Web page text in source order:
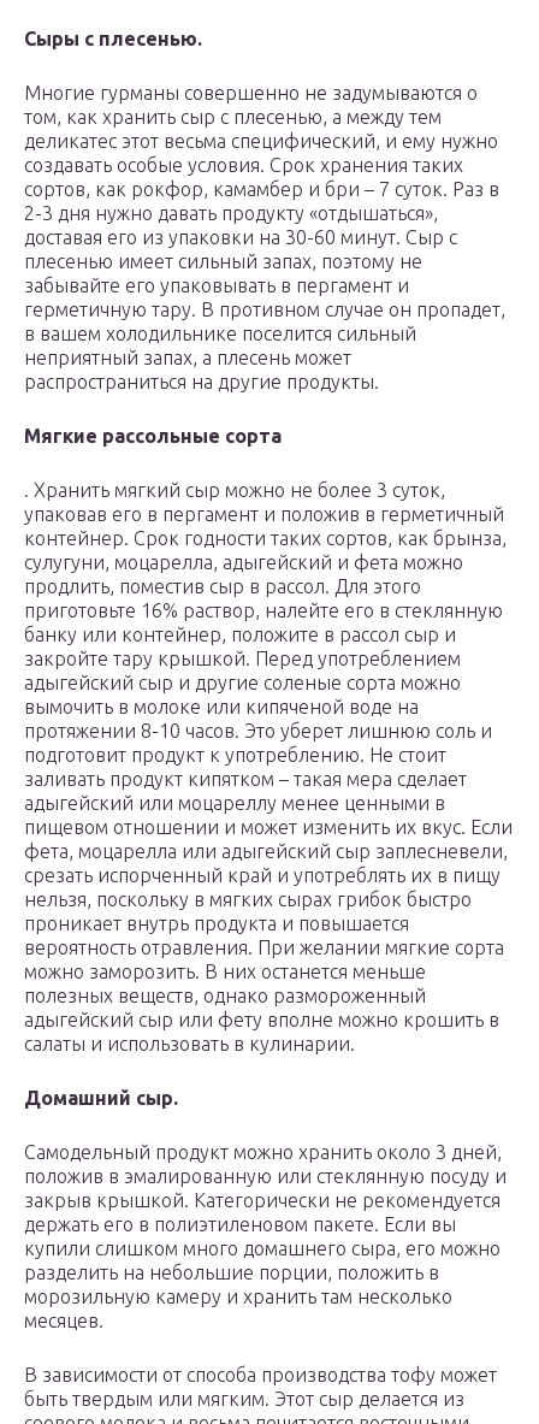
Сыры с плесенью.
Многие гурманы совершенно не задумываются о
том, как хранить сыр с плесенью, а между тем
деликатес этот весьма специфический, и ему нужно
создавать особые условия. Срок хранения таких
сортов, как рокфор, камамбер и бри – 7 суток. Раз в
2-3 дня нужно давать продукту «отдышаться»,
доставая его из упаковки на 30-60 минут. Сыр с
плесенью имеет сильный запах, поэтому не
забывайте его упаковывать в пергамент и
герметичную тару. В противном случае он пропадет,
в вашем холодильнике поселится сильный
неприятный запах, а плесень может
распространиться на другие продукты.
Мягкие рассольные сорта
. Хранить мягкий сыр можно не более 3 суток,
упаковав его в пергамент и положив в герметичный
контейнер. Срок годности таких сортов, как брынза,
сулугуни, моцарелла, адыгейский и фета можно
продлить, поместив сыр в рассол. Для этого
приготовьте 16% раствор, налейте его в стеклянную
банку или контейнер, положите в рассол сыр и
закройте тару крышкой. Перед употреблением
адыгейский сыр и другие соленые сорта можно
вымочить в молоке или кипяченой воде на
протяжении 8-10 часов. Это уберет лишнюю соль и
подготовит продукт к употреблению. Не стоит
заливать продукт кипятком – такая мера сделает
адыгейский или моцареллу менее ценными в
пищевом отношении и может изменить их вкус. Если
фета, моцарелла или адыгейский сыр заплесневели,
срезать испорченный край и употреблять их в пищу
нельзя, поскольку в мягких сырах грибок быстро
проникает внутрь продукта и повышается
вероятность отравления. При желании мягкие сорта
можно заморозить. В них останется меньше
полезных веществ, однако размороженный
адыгейский сыр или фету вполне можно крошить в
салаты и использовать в кулинарии.
Домашний сыр.
Самодельный продукт можно хранить около 3 дней,
положив в эмалированную или стеклянную посуду и
закрыв крышкой. Категорически не рекомендуется
держать его в полиэтиленовом пакете. Если вы
купили слишком много домашнего сыра, его можно
разделить на небольшие порции, положить в
морозильную камеру и хранить там несколько
месяцев.
В зависимости от способа производства тофу может
быть твердым или мягким. Этот сыр делается из